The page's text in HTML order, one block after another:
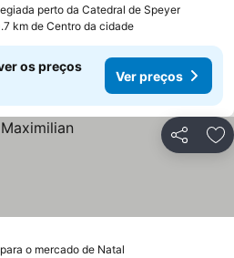
perto da Catedral de Speyer
km de Centro da cidade
os preços
Ver preços
Partilhar
o mercado de Natal